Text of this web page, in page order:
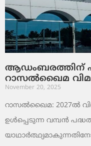
ആഡംബരത്തിന്
റാസൽഖൈമ
November 20, 2025
റാസൽഖൈമ: 2027ൽ
ഉൾപ്പെടുന്ന വമ്പൻ